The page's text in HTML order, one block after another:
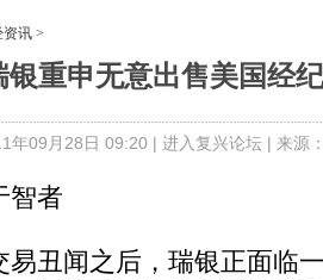
资讯 >
银重申无意出售美国经
年09月28日 09:20 | 进入复兴论坛| 来源
者
闻之后，瑞银正面临